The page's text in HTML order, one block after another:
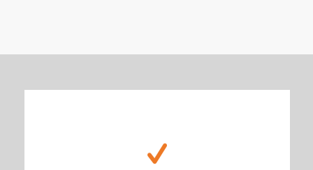
Du möchtest deine Seminare energievoll
gestalten?